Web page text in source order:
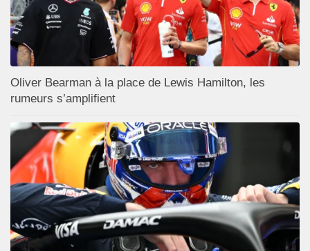
Oliver Bearman à la place de Lewis Hamilton, les
rumeurs s’amplifient